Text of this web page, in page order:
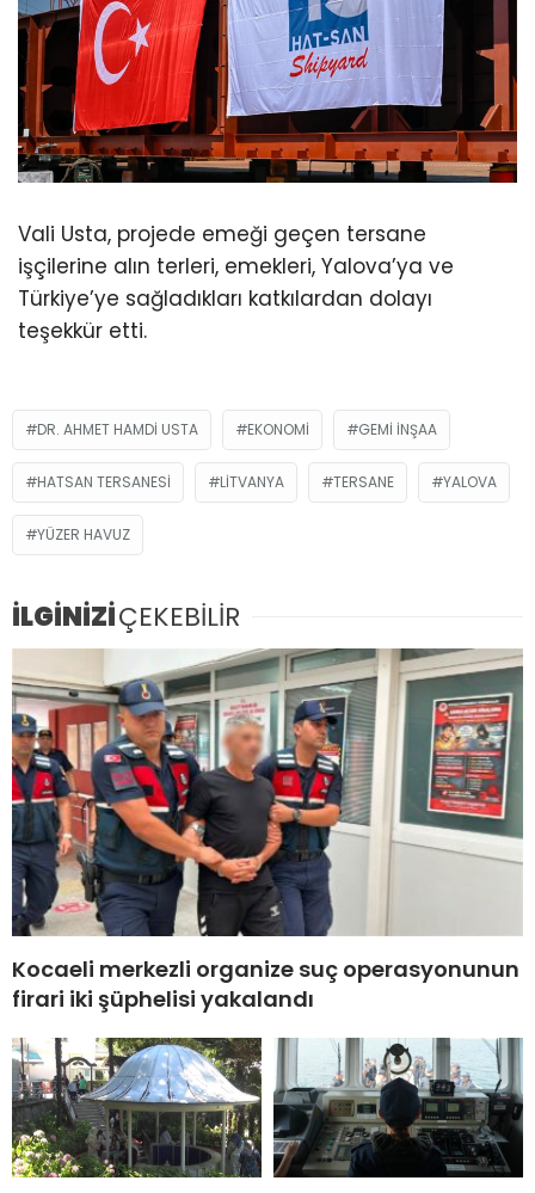
Vali Usta, projede emeği geçen tersane
işçilerine alın terleri, emekleri, Yalova’ya ve
Türkiye’ye sağladıkları katkılardan dolayı
teşekkür etti.
DR. AHMET HAMDI USTA EKONOMI GEMI INŞAA
HATSAN TERSANESI LITVANYA TERSANE YALOVA
YÜZER HAVUZ
İLGİNİZİÇEKEBİLİR
Kocaeli merkezli organize suç operasyonunun
firari iki şüphelisi yakalandı